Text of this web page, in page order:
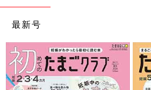
肌着（※ぐっすりパジャマ）＋厚手の
※ご参考に、私の提案しているアイ
●ぐっすりパジャマ
最新号